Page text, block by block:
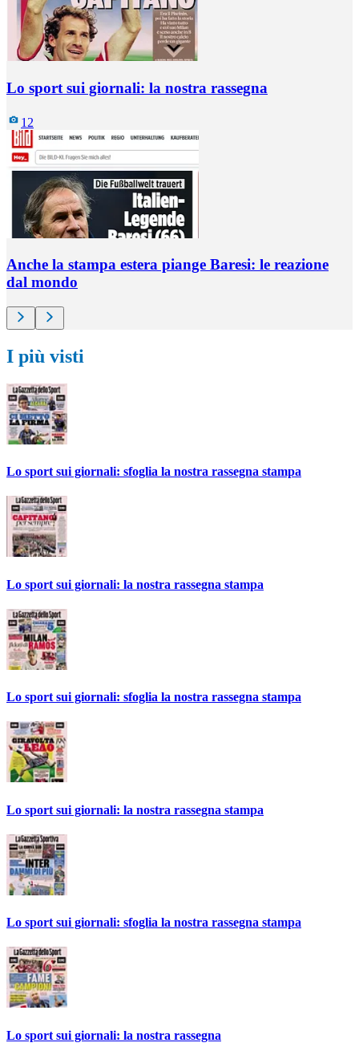
Lo sport sui giornali: la nostra rassegna
12
Anche la stampa estera piange Baresi: le reazione
dal mondo
I più visti
Lo sport sui giornali: sfoglia la nostra rassegna stampa
Lo sport sui giornali: la nostra rassegna stampa
Lo sport sui giornali: sfoglia la nostra rassegna stampa
Lo sport sui giornali: la nostra rassegna stampa
Lo sport sui giornali: sfoglia la nostra rassegna stampa
Lo sport sui giornali: la nostra rassegna